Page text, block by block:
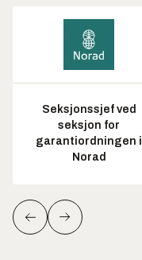
Seksjonssjef ved
seksjon for
garantiordningen i
Norad